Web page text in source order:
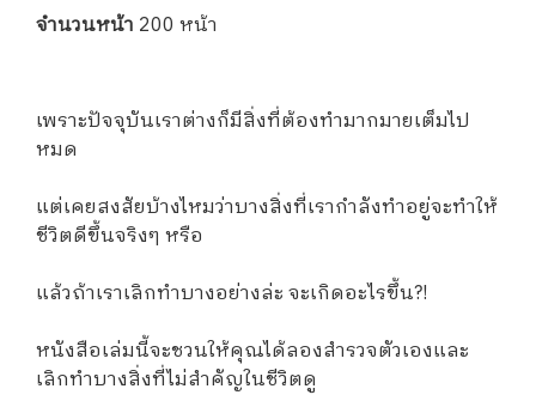
จำนวนหน้า 200 หน้า
เพราะปัจจุบันเราต่างก็มีสิ่งที่ต้องทำมากมายเต็มไป
หมด
แต่เคยสงสัยบ้างไหมว่าบางสิ่งที่เรากำลังทำอยู่จะทำให้
ชีวิตดีขึ้นจริงๆ หรือ
แล้วถ้าเราเลิกทำบางอย่างล่ะ จะเกิดอะไรขึ้น?!
หนังสือเล่มนี้จะชวนให้คุณได้ลองสำรวจตัวเองและ
เลิกทำบางสิ่งที่ไม่สำคัญในชีวิตดู